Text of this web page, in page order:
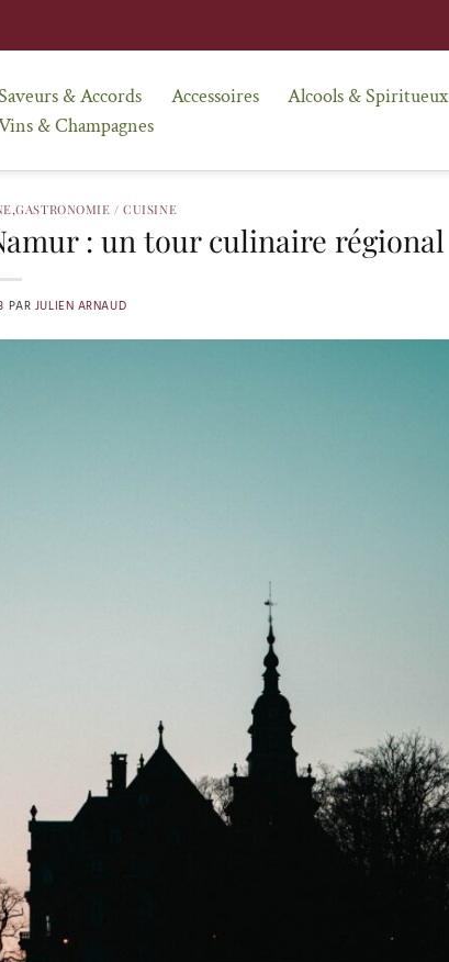
& Accords Accessoires Alcools & Spiritueux
& Champagnes
,GASTRONOMIE / CUISINE
: un tour culinaire régional
PAR JULIEN ARNAUD